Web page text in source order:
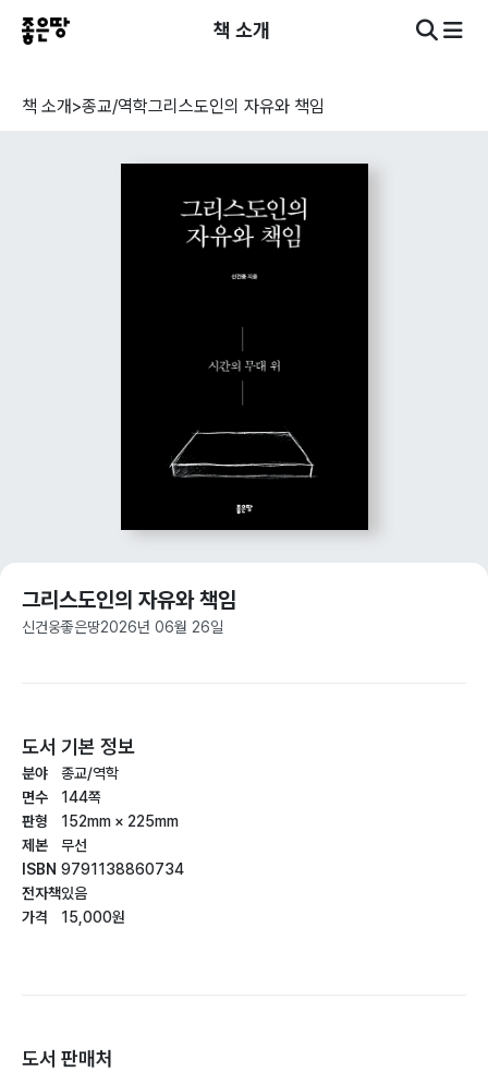
책 소개
책 소개>종교/역학그리스도인의 자유와 책임
그리스도인의 자유와 책임
신건웅좋은땅2026년 06월 26일
도서 기본 정보
분야
면수
판형
제본
ISBN
전자책
가격
종교/역학
144쪽
152mm × 225mm
무선
9791138860734
있음
15,000원
도서 판매처